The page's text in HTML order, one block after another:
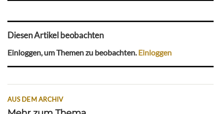
Diesen Artikel beobachten
Einloggen, um Themen zu beobachten.Einloggen
AUS DEM ARCHIV